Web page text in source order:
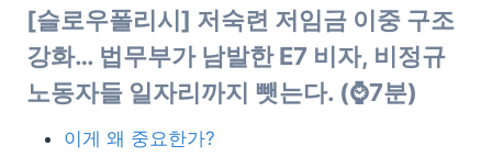
[슬로우폴리시] 저숙련 저임금 이중 구조
강화… 법무부가 남발한 E7 비자, 비정규
노동자들 일자리까지 뺏는다. (⌚7분)
이게 왜 중요한가?